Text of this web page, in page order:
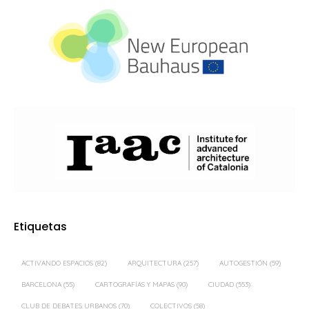
Etiquetas
ACTIVANDO ESPACIOS (82) ARQUITECTURA (257) AUTOGESTIÓN (59)
BARCELONA (55) CARTOGRAFÍAS Y MAPAS (90) CIUDAD (553)
CLUB DE DEBATES URBANOS (70) COLECTIVOS (58)